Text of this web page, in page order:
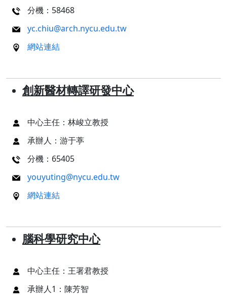
分機：58468
yc.chiu@arch.nycu.edu.tw
網站連結
創新醫材轉譯研發中心
中心主任：林峻立教授
承辦人：游于葶
分機：65405
youyuting@nycu.edu.tw
網站連結
腦科學研究中心
中心主任：王署君教授
承辦人1：陳芳智